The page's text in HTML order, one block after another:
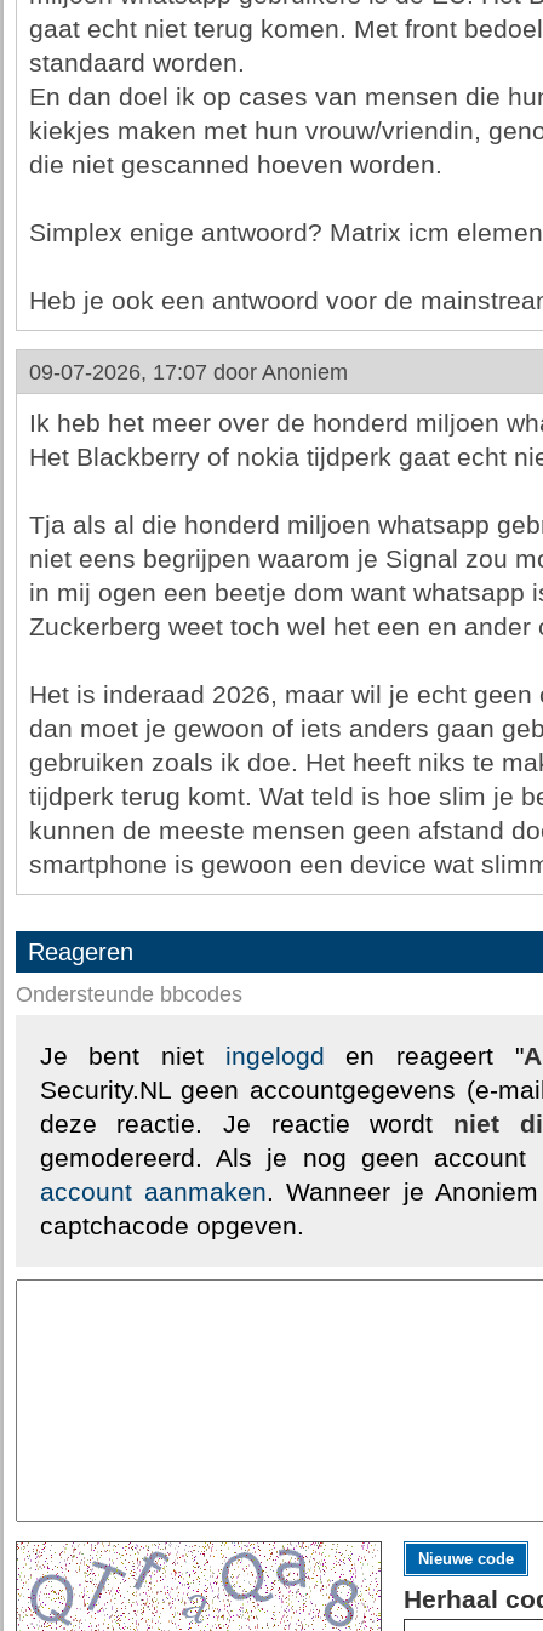
gaat echt niet terug komen. Met front
standaard worden.
En dan doel ik op cases van mensen die
kiekjes maken met hun vrouw/vriendin,
die niet gescanned hoeven worden.
Simplex enige antwoord? Matrix icm
Heb je ook een antwoord voor de
09-07-2026, 17:07 door Anoniem
Ik heb het meer over de honderd miljoen
Het Blackberry of nokia tijdperk gaat echt
Tja als al die honderd miljoen whatsapp
niet eens begrijpen waarom je Signal zou
in mij ogen een beetje dom want whatsapp
Zuckerberg weet toch wel het een en ander
Het is inderaad 2026, maar wil je echt
dan moet je gewoon of iets anders gaan
gebruiken zoals ik doe. Het heeft niks te
tijdperk terug komt. Wat teld is hoe slim je
kunnen de meeste mensen geen afstand
smartphone is gewoon een device wat
Reageren
Ondersteunde bbcodes
Je bent niet ingelogd en reageert "
Security.NL geen accountgegevens (e-
deze reactie. Je reactie wordt niet
gemodereerd. Als je nog geen
account aanmaken. Wanneer je
captchacode opgeven.
Nieuwe code
Herhaal